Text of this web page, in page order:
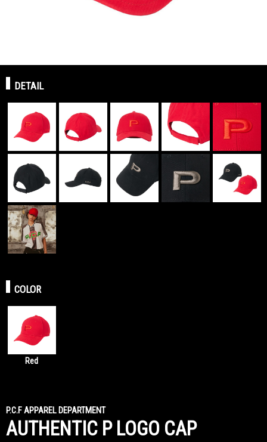
DETAIL
COLOR
Red
P.C.F APPAREL DEPARTMENT
AUTHENTIC P LOGO CAP